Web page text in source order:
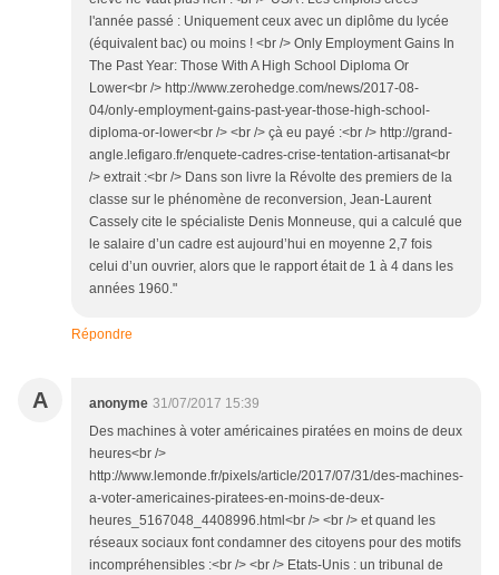
l'année passé : Uniquement ceux avec un diplôme du lycée
(équivalent bac) ou moins ! <br /> Only Employment Gains In
The Past Year: Those With A High School Diploma Or
Lower<br /> http://www.zerohedge.com/news/2017-08-
04/only-employment-gains-past-year-those-high-school-
diploma-or-lower<br /> <br /> çà eu payé :<br /> http://grand-
angle.lefigaro.fr/enquete-cadres-crise-tentation-artisanat<br
/> extrait :<br /> Dans son livre la Révolte des premiers de la
classe sur le phénomène de reconversion, Jean-Laurent
Cassely cite le spécialiste Denis Monneuse, qui a calculé que
le salaire d’un cadre est aujourd’hui en moyenne 2,7 fois
celui d’un ouvrier, alors que le rapport était de 1 à 4 dans les
années 1960."
Répondre
A anonyme 31/07/2017 15:39
Des machines à voter américaines piratées en moins de deux
heures<br />
http://www.lemonde.fr/pixels/article/2017/07/31/des-machines-
a-voter-americaines-piratees-en-moins-de-deux-
heures_5167048_4408996.html<br /> <br /> et quand les
réseaux sociaux font condamner des citoyens pour des motifs
incompréhensibles :<br /> <br /> Etats-Unis : un tribunal de